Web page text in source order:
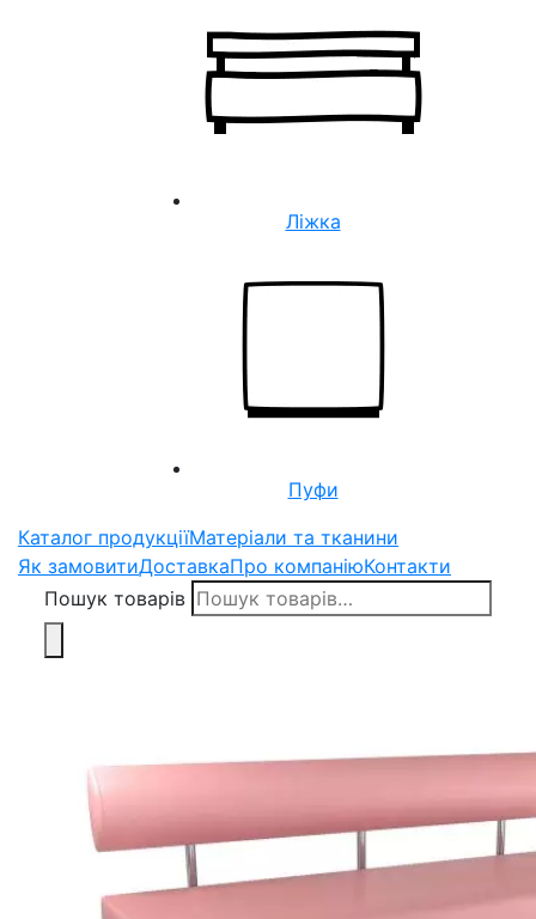
Ліжка
Пуфи
Каталог продукціїМатеріали та тканини
Як замовитиДоставкаПро компаніюКонтакти
Пошук товарів